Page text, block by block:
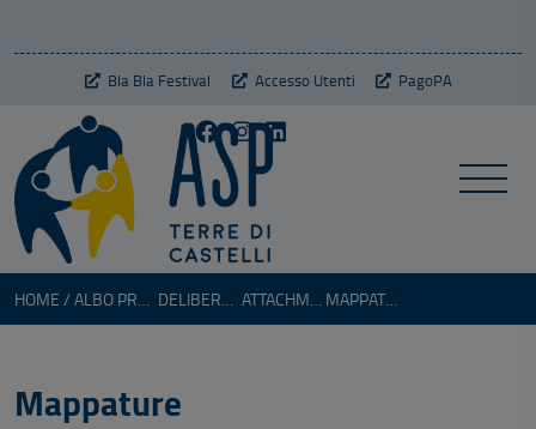
Bla Bla Festival Accesso Utenti PagoPA
HOME MAPPATURE
Mappature